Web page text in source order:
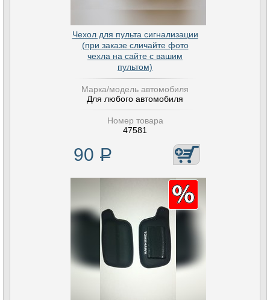
Чехол для пульта сигнализации
(при заказе сличайте фото
чехла на сайте с вашим
пультом)
Марка/модель автомобиля
Для любого автомобиля
Номер товара
47581
90 Р